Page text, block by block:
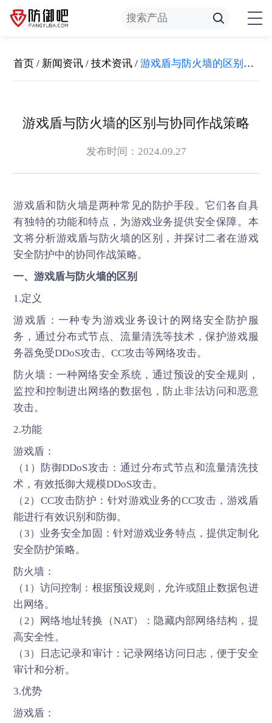
首页 / 新闻资讯 /技术资讯 /游戏盾与防火墙的区别与协同作战策略
游戏盾与防火墙的区别与协同作战策略
发布时间：2024.09.27
游戏盾和防火墙是两种常见的防护手段。它们各自具
有独特的功能和特点，为游戏业务提供安全保障。本
文将分析游戏盾与防火墙的区别，并探讨二者在游戏
安全防护中的协同作战策略。
一、游戏盾与防火墙的区别
1.定义
游戏盾：一种专为游戏业务设计的网络安全防护服
务，通过分布式节点、流量清洗等技术，保护游戏服
务器免受DDoS攻击、CC攻击等网络攻击。
防火墙：一种网络安全系统，通过预设的安全规则，
监控和控制进出网络的数据包，防止非法访问和恶意
攻击。
2.功能
游戏盾 ：
（1）防御DDoS攻击：通过分布式节点和流量清洗技
术，有效抵御大规模DDoS攻击。
（2）CC攻击防护：针对游戏业务的CC攻击，游戏盾
能进行有效识别和防御。
（3）业务安全加固：针对游戏业务特点，提供定制化
安全防护策略。
防火墙：
（1）访问控制：根据预设规则，允许或阻止数据包进
出网络。
（2）网络地址转换（NAT）：隐藏内部网络结构，提
高安全性。
（3）日志记录和审计：记录网络访问日志，便于安全
审计和分析。
3.优势
游戏盾 ：